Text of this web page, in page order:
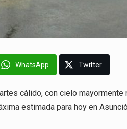
WhatsApp Twitter
cálido, con cielo
estimada para hoy en